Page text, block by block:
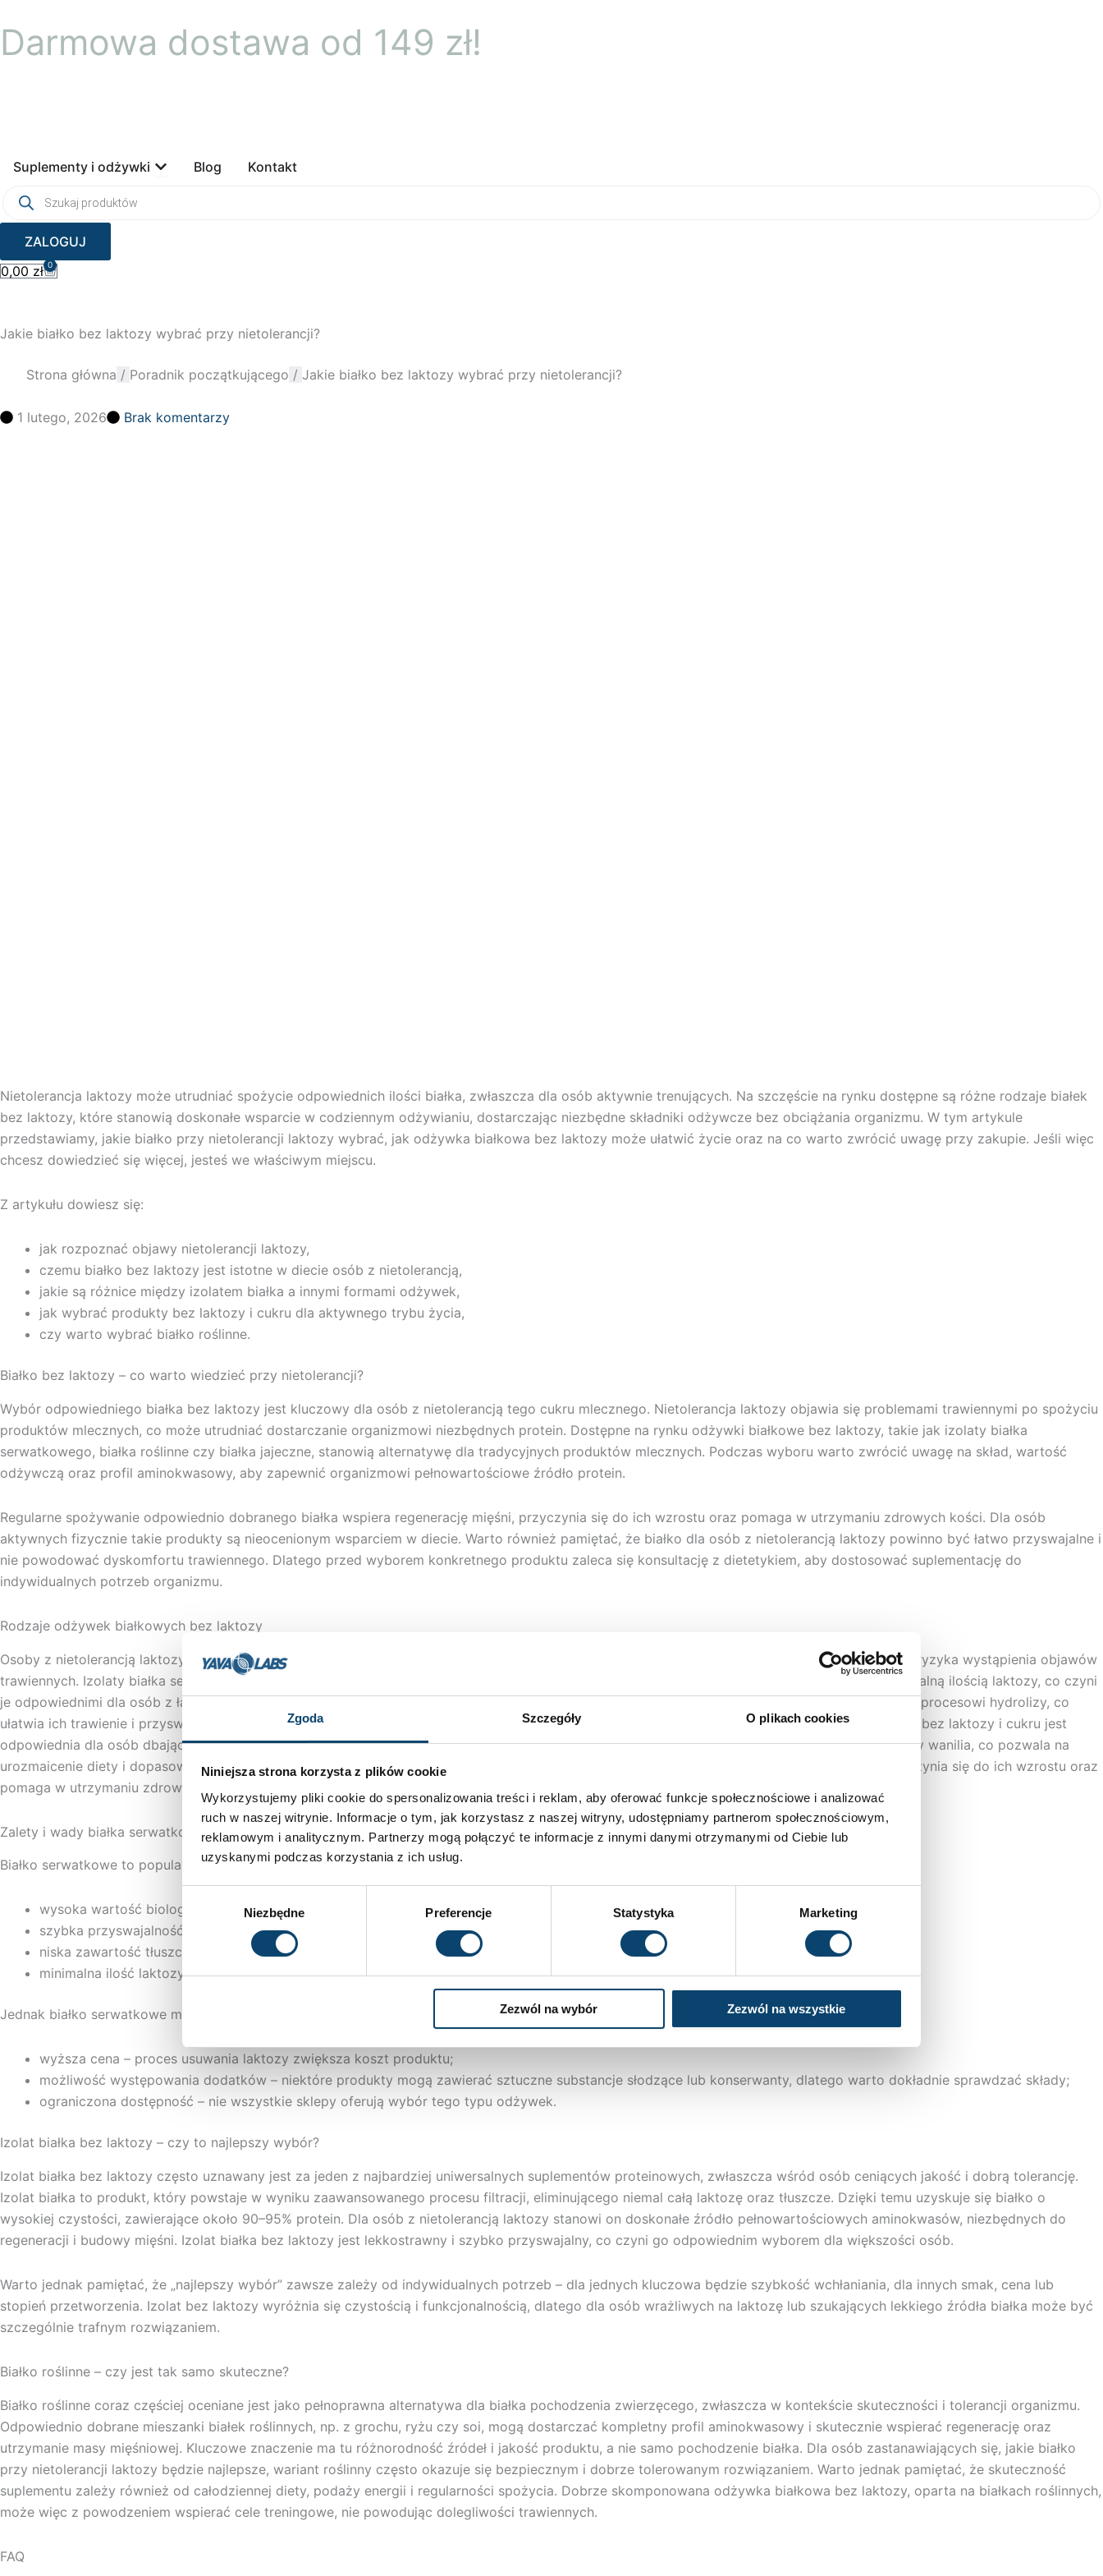
Zgoda Szczegóły O plikach cookies
Niniejsza strona korzysta z plików cookie
Wykorzystujemy pliki cookie do spersonalizowania treści i reklam, aby oferować funkcje społecznościowe i analizować
ruch w naszej witrynie. Informacje o tym, jak korzystasz z naszej witryny, udostępniamy partnerom społecznościowym,
reklamowym i analitycznym. Partnerzy mogą połączyć te informacje z innymi danymi otrzymanymi od Ciebie lub
uzyskanymi podczas korzystania z ich usług.
zgody
Niezbędne Preferencje Statystyka Marketing
Zezwól na wybór Zezwól na wszystkie
do
treści
Darmowa dostawa od 149 zł!
Suplementy i odżywki Open Suplementy i odżywki
Blog Kontakt
produktów
ZALOGUJ
0,00 zł 0
Wózek
Jakie białko bez laktozy wybrać przy nietolerancji?
Strona główna / Poradnik początkującego / Jakie białko bez laktozy wybrać przy nietolerancji?
1 lutego, 2026 Brak komentarzy
Nietolerancja laktozy może utrudniać spożycie odpowiednich ilości białka, zwłaszcza dla osób aktywnie trenujących. Na szczęście na rynku dostępne są różne rodzaje białek
bez laktozy, które stanowią doskonałe wsparcie w codziennym odżywianiu, dostarczając niezbędne składniki odżywcze bez obciążania organizmu. W tym artykule
przedstawiamy, jakie białko przy nietolerancji laktozy wybrać, jak odżywka białkowa bez laktozy może ułatwić życie oraz na co warto zwrócić uwagę przy zakupie. Jeśli więc
chcesz dowiedzieć się więcej, jesteś we właściwym miejscu.
Z artykułu dowiesz się:
jak rozpoznać objawy nietolerancji laktozy,
czemu białko bez laktozy jest istotne w diecie osób z nietolerancją,
jakie są różnice między izolatem białka a innymi formami odżywek,
jak wybrać produkty bez laktozy i cukru dla aktywnego trybu życia,
czy warto wybrać białko roślinne.
Białko bez laktozy – co warto wiedzieć przy nietolerancji?
Wybór odpowiedniego białka bez laktozy jest kluczowy dla osób z nietolerancją tego cukru mlecznego. Nietolerancja laktozy objawia się problemami trawiennymi po spożyciu
produktów mlecznych, co może utrudniać dostarczanie organizmowi niezbędnych protein. Dostępne na rynku odżywki białkowe bez laktozy, takie jak izolaty białka
serwatkowego, białka roślinne czy białka jajeczne, stanowią alternatywę dla tradycyjnych produktów mlecznych. Podczas wyboru warto zwrócić uwagę na skład, wartość
odżywczą oraz profil aminokwasowy, aby zapewnić organizmowi pełnowartościowe źródło protein.
Regularne spożywanie odpowiednio dobranego białka wspiera regenerację mięśni, przyczynia się do ich wzrostu oraz pomaga w utrzymaniu zdrowych kości. Dla osób
aktywnych fizycznie takie produkty są nieocenionym wsparciem w diecie. Warto również pamiętać, że białko dla osób z nietolerancją laktozy powinno być łatwo przyswajalne i
nie powodować dyskomfortu trawiennego. Dlatego przed wyborem konkretnego produktu zaleca się konsultację z dietetykiem, aby dostosować suplementację do
indywidualnych potrzeb organizmu.
Rodzaje odżywek białkowych bez laktozy
Osoby z nietolerancją laktozy mają do wyboru różne rodzaje odżywek białkowych bez laktozy, które dostarczają niezbędnych aminokwasów bez ryzyka wystąpienia objawów
trawiennych. Izolaty białka serwatkowego (WPI) charakteryzują się wysoką zawartością protein, niską ilością tłuszczu i węglowodanów oraz minimalną ilością laktozy, co czyni
je odpowiednimi dla osób z łagodną nietolerancją laktozy. Hydrolizaty białka serwatkowego (WPH) to produkty, w których białka zostały poddane procesowi hydrolizy, co
ułatwia ich trawienie i przyswajanie. Alternatywą są odżywki białkowe na bazie białek roślinnych, takich jak soja, groch czy ryż. Odżywka białkowa bez laktozy i cukru jest
odpowiednia dla osób dbających o linię lub będących na redukcji. Dostępne są w różnych wariantach smakowych, takich jak czekolada, orzech czy wanilia, co pozwala na
urozmaicenie diety i dopasowanie do swoich preferencji. Regularne spożywanie odpowiednio dobranej odżywki wspiera regenerację mięśni, przyczynia się do ich wzrostu oraz
pomaga w utrzymaniu zdrowych kości.
Zalety i wady białka serwatkowego bez laktozy
Białko serwatkowe to popularny wybór wśród osób z nietolerancją laktozy, oferujący szereg korzyści:
wysoka wartość biologiczna – dostarcza pełen profil aminokwasów niezbędnych do regeneracji i budowy mięśni;
szybka przyswajalność – organizm efektywnie wykorzystuje dostarczone białko, co jest istotne po treningu;
niska zawartość tłuszczu i węglowodanów – sprzyja utrzymaniu odpowiedniej masy ciała;
minimalna ilość laktozy – eliminuje ryzyko dolegliwości trawiennych.
Jednak białko serwatkowe ma również pewne wady:
wyższa cena – proces usuwania laktozy zwiększa koszt produktu;
możliwość występowania dodatków – niektóre produkty mogą zawierać sztuczne substancje słodzące lub konserwanty, dlatego warto dokładnie sprawdzać składy;
ograniczona dostępność – nie wszystkie sklepy oferują wybór tego typu odżywek.
Izolat białka bez laktozy – czy to najlepszy wybór?
Izolat białka bez laktozy często uznawany jest za jeden z najbardziej uniwersalnych suplementów proteinowych, zwłaszcza wśród osób ceniących jakość i dobrą tolerancję.
Izolat białka to produkt, który powstaje w wyniku zaawansowanego procesu filtracji, eliminującego niemal całą laktozę oraz tłuszcze. Dzięki temu uzyskuje się białko o
wysokiej czystości, zawierające około 90–95% protein. Dla osób z nietolerancją laktozy stanowi on doskonałe źródło pełnowartościowych aminokwasów, niezbędnych do
regeneracji i budowy mięśni. Izolat białka bez laktozy jest lekkostrawny i szybko przyswajalny, co czyni go odpowiednim wyborem dla większości osób.
Warto jednak pamiętać, że „najlepszy wybór” zawsze zależy od indywidualnych potrzeb – dla jednych kluczowa będzie szybkość wchłaniania, dla innych smak, cena lub
stopień przetworzenia. Izolat bez laktozy wyróżnia się czystością i funkcjonalnością, dlatego dla osób wrażliwych na laktozę lub szukających lekkiego źródła białka może być
szczególnie trafnym rozwiązaniem.
Białko roślinne – czy jest tak samo skuteczne?
Białko roślinne coraz częściej oceniane jest jako pełnoprawna alternatywa dla białka pochodzenia zwierzęcego, zwłaszcza w kontekście skuteczności i tolerancji organizmu.
Odpowiednio dobrane mieszanki białek roślinnych, np. z grochu, ryżu czy soi, mogą dostarczać kompletny profil aminokwasowy i skutecznie wspierać regenerację oraz
utrzymanie masy mięśniowej. Kluczowe znaczenie ma tu różnorodność źródeł i jakość produktu, a nie samo pochodzenie białka. Dla osób zastanawiających się, jakie białko
przy nietolerancji laktozy będzie najlepsze, wariant roślinny często okazuje się bezpiecznym i dobrze tolerowanym rozwiązaniem. Warto jednak pamiętać, że skuteczność
suplementu zależy również od całodziennej diety, podaży energii i regularności spożycia. Dobrze skomponowana odżywka białkowa bez laktozy, oparta na białkach roślinnych,
może więc z powodzeniem wspierać cele treningowe, nie powodując dolegliwości trawiennych.
FAQ